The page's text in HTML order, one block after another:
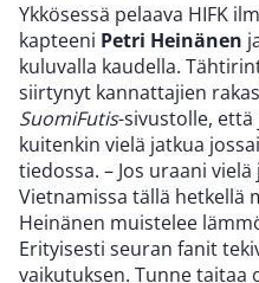
Ykkösessä pelaava HIFK
kapteeni Petri Heinänen
kuluvalla kaudella.
siirtynyt kannattajien
SuomiFutis-sivustolle,
kuitenkin vielä jatkua
tiedossa. – Jos uraani
Vietnamissa tällä hetkellä
Heinänen muistelee
Erityisesti seuran fanit
vaikutuksen. Tunne taitaa